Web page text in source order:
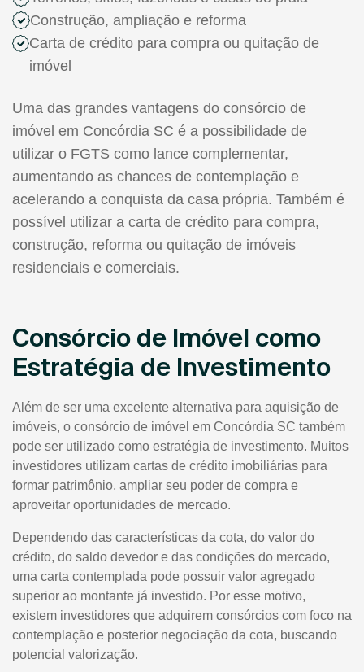
Construção, ampliação e reforma
Carta de crédito para compra ou quitação de
imóvel
Uma das grandes vantagens do consórcio de
imóvel em Concórdia SC é a possibilidade de
utilizar o FGTS como lance complementar,
aumentando as chances de contemplação e
acelerando a conquista da casa própria. Também é
possível utilizar a carta de crédito para compra,
construção, reforma ou quitação de imóveis
residenciais e comerciais.
Consórcio de Imóvel como
Estratégia de Investimento
Além de ser uma excelente alternativa para aquisição de
imóveis, o consórcio de imóvel em Concórdia SC também
pode ser utilizado como estratégia de investimento. Muitos
investidores utilizam cartas de crédito imobiliárias para
formar patrimônio, ampliar seu poder de compra e
aproveitar oportunidades de mercado.
Dependendo das características da cota, do valor do
crédito, do saldo devedor e das condições do mercado,
uma carta contemplada pode possuir valor agregado
superior ao montante já investido. Por esse motivo,
existem investidores que adquirem consórcios com foco na
contemplação e posterior negociação da cota, buscando
potencial valorização.